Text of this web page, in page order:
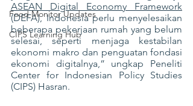
Food Monitor Updates
CIPS Learning Hub
ASEAN Digital Economy Framework
(DEFA), Indonesia perlu menyelesaikan
beberapa pekerjaan rumah yang belum
selesai, seperti menjaga kestabilan
ekonomi makro dan penguatan fondasi
ekonomi digitalnya,” ungkap Peneliti
Center for Indonesian Policy Studies
(CIPS) Hasran.